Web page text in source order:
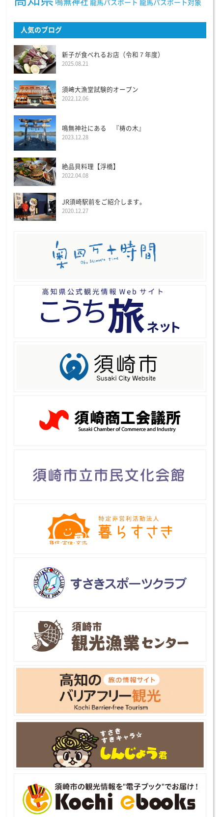
鳴無神社 龍馬パスポート 龍馬パスポート対象
人気のブログ
新子が食べれるお店（令和７年度）
2025.08.21
須﨑大漁堂試験的オープン
2022.12.06
鳴無神社にある 『梼の木』
2023.12.28
絶品貝料理【浮橋】
2022.04.08
JR須崎駅前をご紹介します。
2020.12.27